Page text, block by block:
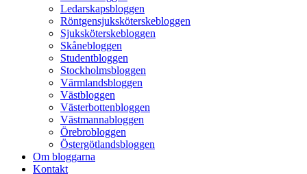
Ledarskapsbloggen
Röntgensjuksköterskebloggen
Sjuksköterskebloggen
Skånebloggen
Studentbloggen
Stockholmsbloggen
Värmlandsbloggen
Västbloggen
Västerbottenbloggen
Västmannabloggen
Örebrobloggen
Östergötlandsbloggen
Om bloggarna
Kontakt